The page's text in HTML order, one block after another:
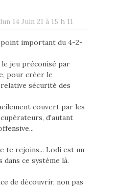
lun 14 Juin 21 à 15 h 11
important du 4-2-
jeu préconisé par
pour créer le
sécurité des
couvert par les
d'autant
te rejoins... Lodi est un
ce système là.
de découvrir, non pas